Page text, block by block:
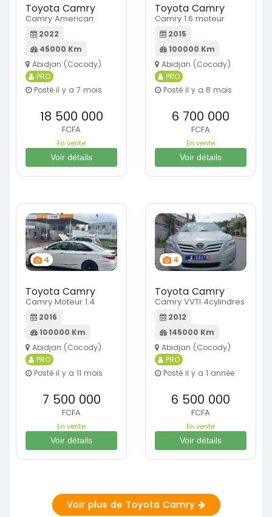
Toyota Camry
Camry American
2022
45000 Km
Abidjan (Cocody)
PRO
Posté il y a 7 mois
18 500 000
FCFA
En vente
Voir détails
Toyota Camry
Camry 1.6 moteur
2015
100000 Km
Abidjan (Cocody)
PRO
Posté il y a 8 mois
6 700 000
FCFA
En vente
Voir détails
4
Toyota Camry
Camry Moteur 1.4
2016
100000 Km
Abidjan (Cocody)
PRO
Posté il y a 11 mois
7 500 000
FCFA
En vente
Voir détails
4
Toyota Camry
Camry VVTI 4cylindres
2012
145000 Km
Abidjan (Cocody)
PRO
Posté il y a 1 année
6 500 000
FCFA
En vente
Voir détails
Voir plus de Toyota Camry